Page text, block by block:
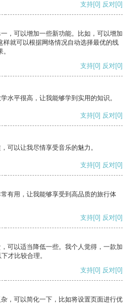
支持[0] 反对[0]
，可以增加一些新功能。比如，可以增加
样就可以根据网络情况自动选择最优的线
支持[0] 反对[0]
水平很高，让我能够学到实用的知识。
支持[0] 反对[0]
可以让我尽情享受音乐的魅力。
支持[0] 反对[0]
有用，让我能够享受到高品质的旅行体
支持[0] 反对[0]
可以适当降低一些。我个人觉得，一款加
才比较合理。
支持[0] 反对[0]
，可以简化一下，比如将设置页面进行优